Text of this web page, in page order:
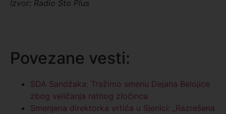
Izvor: Radio Sto Plus
Povezane vesti:
SDA Sandžaka: Tražimo smenu Dejana Belojice
zbog veličanja ratnog zločinca
Smenjena direktorka vrtića u Sjenici: „Razrešena